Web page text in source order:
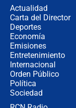
Actualidad
Carta del Director
Deportes
Economía
Emisiones
Entretenimiento
Internacional
Orden Público
Política
Sociedad